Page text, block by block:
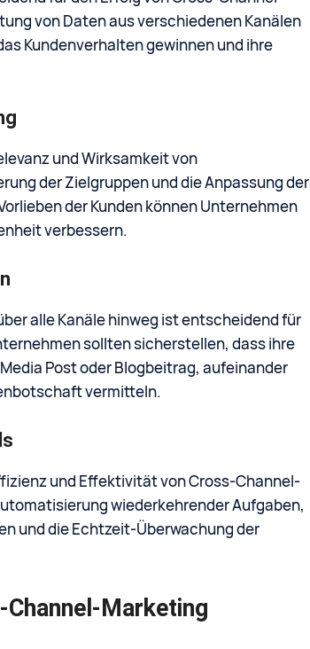
von Daten aus verschiedenen Kanälen
Kundenverhalten gewinnen und ihre
und Wirksamkeit von
der Zielgruppen und die Anpassung der
der Kunden können Unternehmen
verbessern.
alle Kanäle hinweg ist entscheidend für
sollten sicherstellen, dass ihre
Post oder Blogbeitrag, aufeinander
vermitteln.
und Effektivität von Cross-Channel-
wiederkehrender Aufgaben,
und die Echtzeit-Überwachung der
Marketing